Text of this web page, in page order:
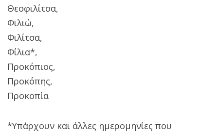
Θεοφιλίτσα,
Φιλιώ,
Φιλίτσα,
Φίλια*,
Προκόπιος,
Προκόπης,
Προκοπία
*Υπάρχουν και άλλες ημερομηνίες που